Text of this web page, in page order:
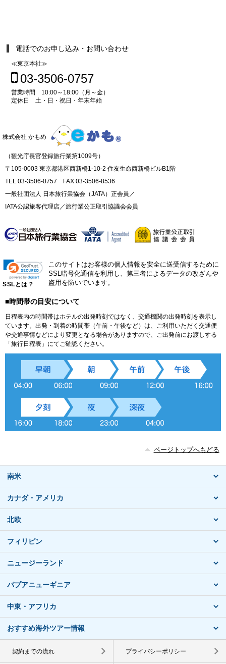
電話でのお申し込み・お問い合わせ
≪東京本社≫
03-3506-0757
営業時間 10:00～18:00（月～金）
定休日 土・日・祝日・年末年始
株式会社 かもめ
（観光庁長官登録旅行業第1009号）
〒105-0003 東京都港区西新橋1-10-2 住友生命西新橋ビルB1階
TEL 03-3506-0757 FAX 03-3506-8536
一般社団法人 日本旅行業協会（JATA）正会員／
IATA公認旅客代理店／旅行業公正取引協議会会員
SSLとは？
このサイトはお客様の個人情報を安全に送受信するために
SSL暗号化通信を利用し、第三者によるデータの改ざんや
盗用を防いでいます。
■時間帯の目安について
日程表内の時間帯はホテルの出発時刻ではなく、交通機関の出発時刻を表示し
ています。出発・到着の時間帯（午前・午後など）は、ご利用いただく交通便
や交通事情などにより変更となる場合がありますので、ご出発前にお渡しする
「旅行日程表」にてご確認ください。
ページトップへもどる
南米
カナダ・アメリカ
北欧
フィリピン
ニュージーランド
パプアニューギニア
中東・アフリカ
おすすめ海外ツアー情報
契約までの流れ プライバシーポリシー